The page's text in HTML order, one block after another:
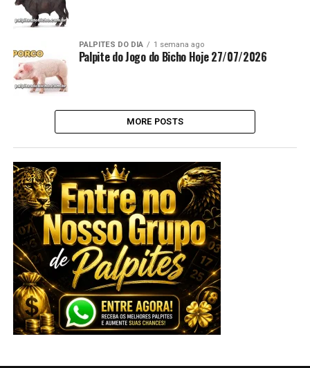
PALPITES DO DIA 1 semana ago
Palpite do Jogo do Bicho Hoje 27/07/2026
MORE POSTS